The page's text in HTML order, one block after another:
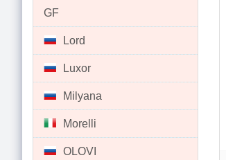
GF
Lord
Luxor
Milyana
Morelli
OLOVI